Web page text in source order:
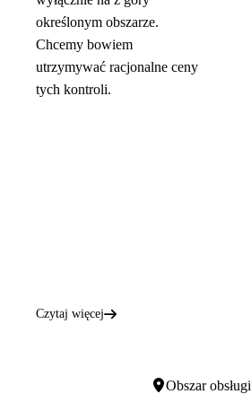
określonym obszarze.
Chcemy bowiem
utrzymywać racjonalne ceny
tych kontroli.
Czytaj więcej
Obszar obsługi